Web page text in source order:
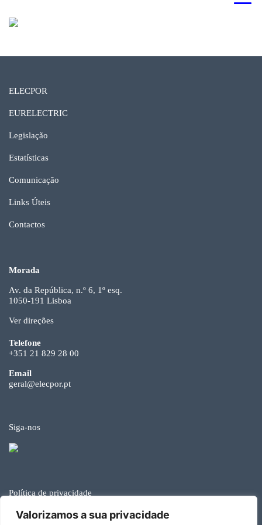
Valorizamos a sua privacidade
ELECPOR
EURELECTRIC
Legislação
Estatísticas
Comunicação
Links Úteis
Contactos
Morada
Av. da República, n.º 6, 1º esq.
1050-191 Lisboa
Ver direções
Telefone
+351 21 829 28 00
Email
geral@elecpor.pt
Siga-nos
Política de privacidade
© Elecpor 2026